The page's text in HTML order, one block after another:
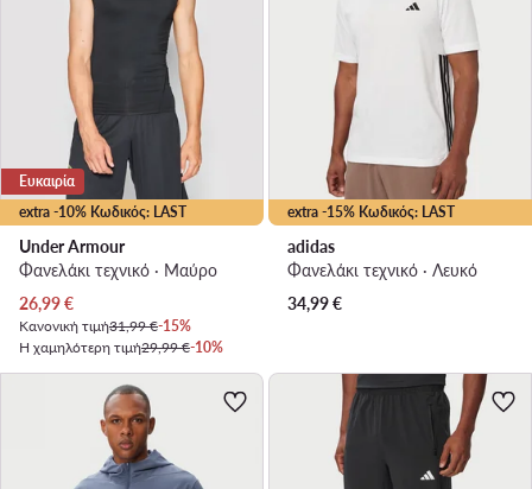
extra -10% Κωδικός: LAST
Ευκαιρία
Under Armour
Φανελάκι τεχνικό · Μαύρο
Τρέχουσα τιμή
26,99€
Κανονική τιμή31,99 €-15%
Η χαμηλότερη τιμή29,99 €-10%
extra -15% Κωδικός: LAST
adidas
Φανελάκι τεχνικό · Λευκό
34,99€